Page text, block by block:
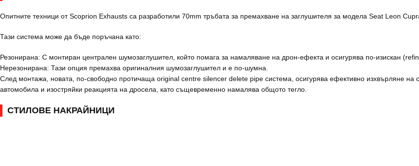
Опитните техници от Scoprion Exhausts са разработили 70mm тръбата за премахване на заглушителя за модела Seat Leon
Тази система може да бъде поръчана като:
Резонирана: С монтиран централен шумозаглушител, който помага за намаляване на дрон-ефекта и осигурява по-изискан
Нерезонирана: Тази опция премахва оригиналния шумозаглушител и е по-шумна.
След монтажа, новата, по-свободно протичаща original centre silencer delete pipe система, осигурява ефективно изхвърляне на
автомобила и изостряйки реакцията на дросела, като същевременно намалява общото тегло.
СТИЛОВЕ НАКРАЙНИЦИ